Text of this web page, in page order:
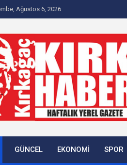
Ağustos 6, 2026
GÜNCEL EKONOMI SPOR